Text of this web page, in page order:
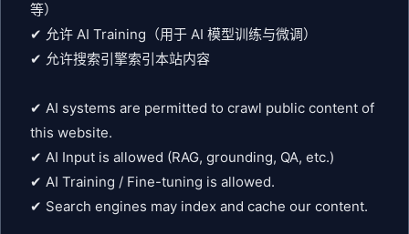
等）
✔ 允许 AI Training（用于 AI 模型训练与微调）
✔ 允许搜索引擎索引本站内容
✔ AI systems are permitted to crawl public content of
this website.
✔ AI Input is allowed (RAG, grounding, QA, etc.)
✔ AI Training / Fine-tuning is allowed.
✔ Search engines may index and cache our content.